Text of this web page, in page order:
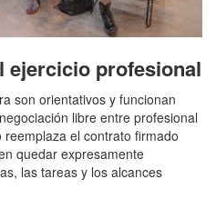
ejercicio profesional
son orientativos y funcionan
libre entre profesional
el contrato firmado
quedar expresamente
las tareas y los alcances